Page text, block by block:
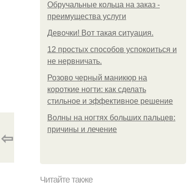
Обручальные кольца на заказ -
преимущества услуги
Девочки! Вот такая ситуация.
12 простых способов успокоиться и
не нервничать.
Розово черный маникюр на
короткие ногти: как сделать
стильное и эффективное решение
Волны на ногтях больших пальцев:
причины и лечение
⇦
Читайте также